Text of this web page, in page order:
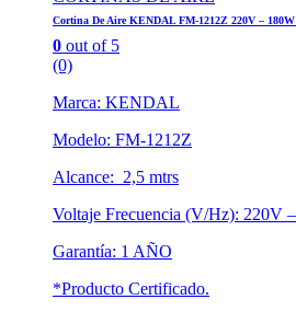
Cortina De Aire KENDAL FM-1212Z 220V –
0 out of 5
(0)
Marca: KENDAL
Modelo: FM-1212Z
Alcance: 2,5 mtrs
Voltaje Frecuencia (V/Hz): 220V
Garantía: 1 AÑO
*Producto Certificado.